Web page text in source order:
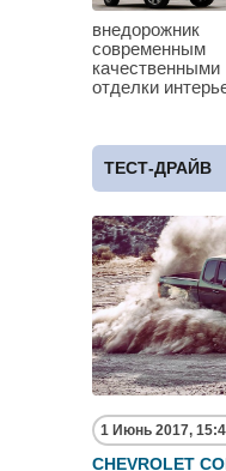
Subaru
Volvo
отделки
ТЕСТ-ДРАЙВ
1 Июнь 2017,
CHEVROLET